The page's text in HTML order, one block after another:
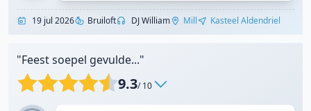
19 jul 2026 Bruiloft DJ William Mill Kasteel Aldendriel
"Feest soepel gevulde..."
9.3/ 10